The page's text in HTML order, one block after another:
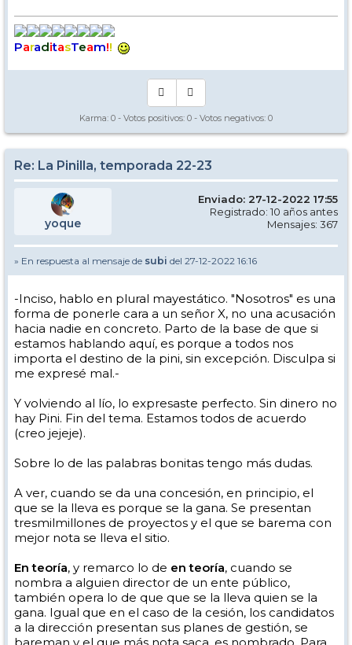
ParaditasTeam!!
Karma: 0 - Votos positivos: 0 - Votos negativos: 0
Re: La Pinilla, temporada 22-23
yoque
Enviado: 27-12-2022 17:55
Registrado: 10 años antes
Mensajes: 367
» En respuesta al mensaje de subi del 27-12-2022 16:16
-Inciso, hablo en plural mayestático. "Nosotros" es una
forma de ponerle cara a un señor X, no una acusación
hacia nadie en concreto. Parto de la base de que si
estamos hablando aquí, es porque a todos nos
importa el destino de la pini, sin excepción. Disculpa si
me expresé mal.-
Y volviendo al lío, lo expresaste perfecto. Sin dinero no
hay Pini. Fin del tema. Estamos todos de acuerdo
(creo jejeje).
Sobre lo de las palabras bonitas tengo más dudas.
A ver, cuando se da una concesión, en principio, el
que se la lleva es porque se la gana. Se presentan
tresmilmillones de proyectos y el que se barema con
mejor nota se lleva el sitio.
En teoría, y remarco lo de en teoría, cuando se
nombra a alguien director de un ente público,
también opera lo de que que se la lleva quien se la
gana. Igual que en el caso de la cesión, los candidatos
a la dirección presentan sus planes de gestión, se